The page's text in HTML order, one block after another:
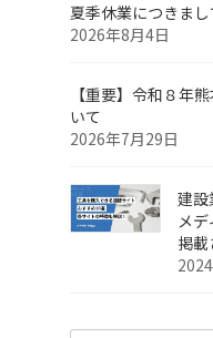
夏季休業につきまし
2026年8月4日
【重要】令和８年
いて
2026年7月29日
建設
メ
掲